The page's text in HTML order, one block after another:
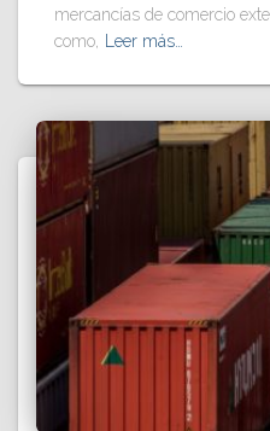
mercancías de comercio
como, Leer más…